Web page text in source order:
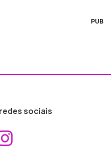
PUB
sociais
ao